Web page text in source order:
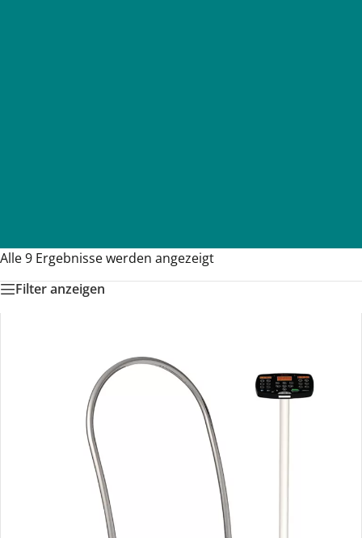
Alle 9 Ergebnisse werden angezeigt
Filter anzeigen